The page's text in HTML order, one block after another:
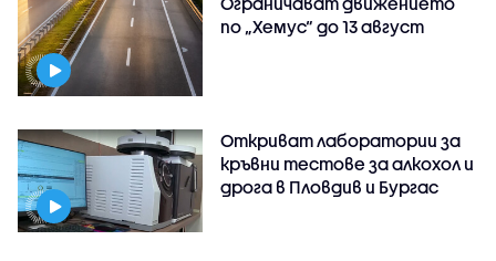
по „Хемус“ до 13 август
Откриват лаборатории за
кръвни тестове за алкохол и
дрога в Пловдив и Бургас